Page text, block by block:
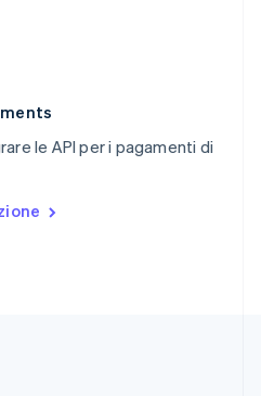
le API per i pagamenti di